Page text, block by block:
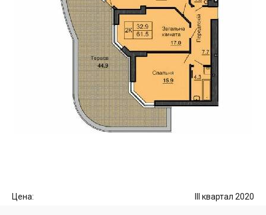
Цена: III квартал 2020